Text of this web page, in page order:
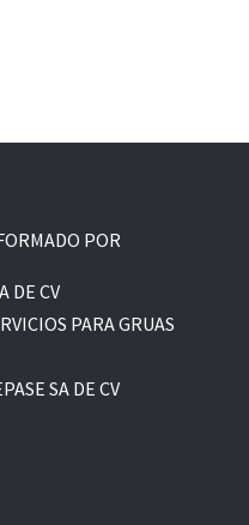
POR
DE CV
PARA GRUAS
SA DE CV